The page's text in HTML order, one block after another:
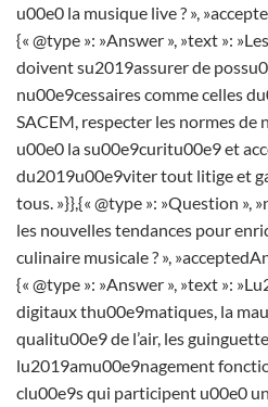
u00e0 la musique live ? »,
{« @type »: »Answer », »text »:
doivent su2019assurer de
nu00e9cessaires comme celles
SACEM, respecter les normes de
u00e0 la su00e9curitu00e9 et
du2019u00e9viter tout litige et
tous. »}},{« @type »: »Question »,
les nouvelles tendances pour
culinaire musicale ? »,
{« @type »: »Answer », »text »:
digitaux thu00e9matiques, la
qualitu00e9 de l’air, les
lu2019amu00e9nagement
clu00e9s qui participent u00e0